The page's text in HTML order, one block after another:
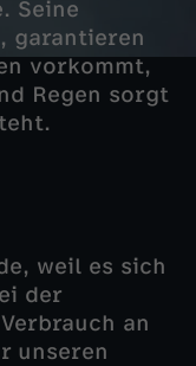
Seine
garantieren
vorkommt,
Regen sorgt
weil es sich
der
an
unseren